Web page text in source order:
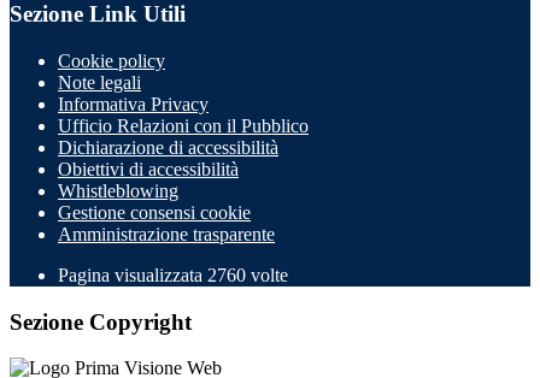
Sezione Link Utili
Cookie policy
Note legali
Informativa Privacy
Ufficio Relazioni con il Pubblico
Dichiarazione di accessibilità
Obiettivi di accessibilità
Whistleblowing
Gestione consensi cookie
Amministrazione trasparente
Pagina visualizzata 2760 volte
Sezione Copyright